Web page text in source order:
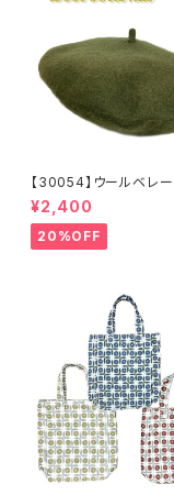
【30054】ウールベレー
無料】帽子 カーキ グ
ン 秋冬 フェルトベレ
ロ 無地 チョボ シン
¥2,400
20%OFF